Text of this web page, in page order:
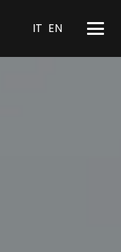
IT EN